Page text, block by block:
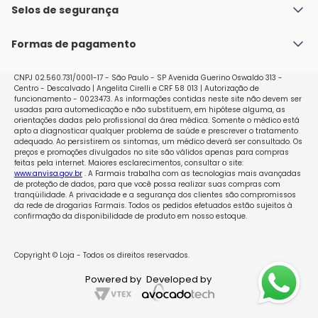
Nossas lojas
Política de Envio
Políticas de Trocas e Devoluções
Selos de segurança
Formas de pagamento
CNPJ 02.560.731/0001-17 - São Paulo - SP Avenida Guerino Oswaldo 313 -
Centro - Descalvado | Angelita Cirelli e CRF 58 013 | Autorização de
funcionamento - 0023473. As informações contidas neste site não devem ser
usadas para automedicação e não substituem, em hipótese alguma, as
orientações dadas pelo profissional da área médica. Somente o médico está
apto a diagnosticar qualquer problema de saúde e prescrever o tratamento
adequado. Ao persistirem os sintomas, um médico deverá ser consultado. Os
preços e promoções divulgados no site são válidos apenas para compras
feitas pela internet. Maiores esclarecimentos, consultar o site:
www.anvisa.gov.br. A Farmais trabalha com as tecnologias mais avançadas
de proteção de dados, para que você possa realizar suas compras com
tranqüilidade. A privacidade e a segurança dos clientes são compromissos
da rede de drogarias Farmais. Todos os pedidos efetuados estão sujeitos à
confirmação da disponibilidade de produto em nosso estoque.
Copyright © Loja - Todos os direitos reservados.
Powered by Developed by